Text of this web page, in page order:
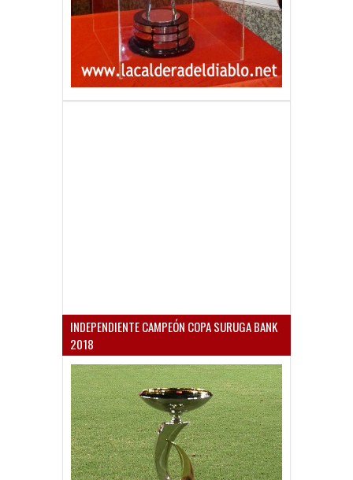
INDEPENDIENTE CAMPEÓN COPA SURUGA BANK
2018